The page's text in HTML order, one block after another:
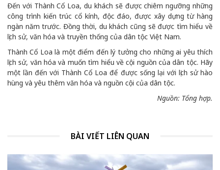
Đến với Thành Cổ Loa, du khách sẽ được chiêm ngưỡng những
công trình kiến trúc cổ kính, độc đáo, được xây dựng từ hàng
ngàn năm trước. Đồng thời, du khách cũng sẽ được tìm hiểu về
lịch sử, văn hóa và truyền thống của dân tộc Việt Nam.
Thành Cổ Loa là một điểm đến lý tưởng cho những ai yêu thích
lịch sử, văn hóa và muốn tìm hiểu về cội nguồn của dân tộc. Hãy
một lần đến với Thành Cổ Loa để được sống lại với lịch sử hào
hùng và yêu thêm văn hóa và nguồn cội của dân tộc.
Nguồn: Tổng hợp.
BÀI VIẾT LIÊN QUAN